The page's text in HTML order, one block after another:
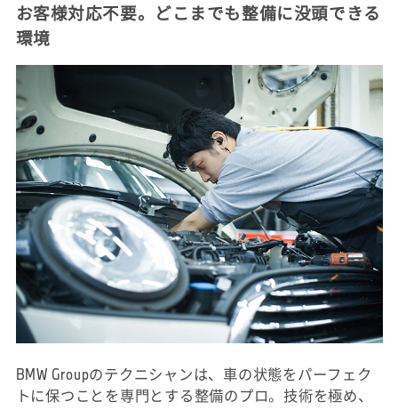
お客様対応不要。どこまでも整備に没頭できる
環境
BMW Groupのテクニシャンは、車の状態をパーフェク
トに保つことを専門とする整備のプロ。技術を極め、